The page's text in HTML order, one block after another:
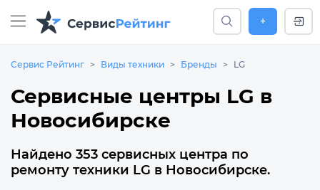
+
Сервис Рейтинг Виды техники Бренды LG
Сервисные центры LG в
Новосибирске
Найдено 353 сервисных центра по
ремонту техники LG в Новосибирске.